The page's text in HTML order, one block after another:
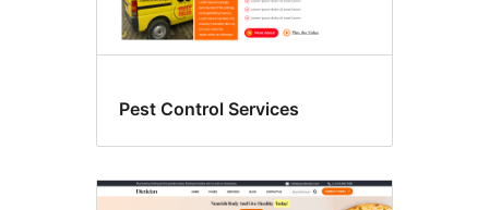
Pest Control Services